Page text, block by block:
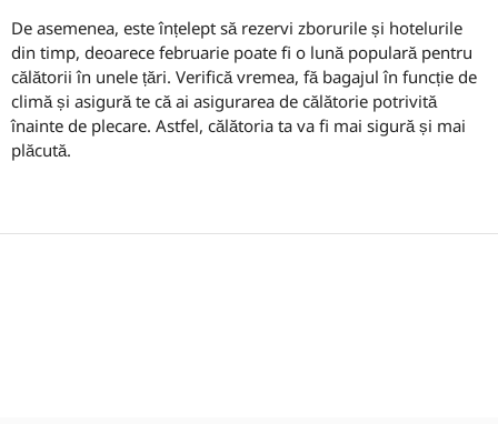
De asemenea, este înțelept să rezervi zborurile și hotelurile
din timp, deoarece februarie poate fi o lună populară pentru
călătorii în unele țări. Verifică vremea, fă bagajul în funcție de
climă și asigură te că ai asigurarea de călătorie potrivită
înainte de plecare. Astfel, călătoria ta va fi mai sigură și mai
plăcută.